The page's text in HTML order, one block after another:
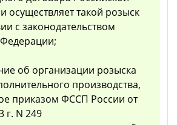
осуществляет такой розыск
с законодательством
об организации розыска
производства,
приказом ФССП России от
г. N 249